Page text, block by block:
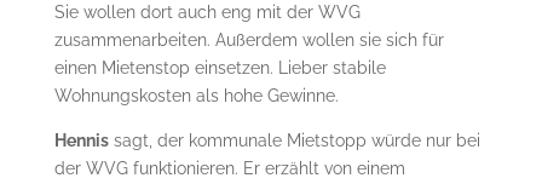
Sie wollen dort auch eng mit der WVG
zusammenarbeiten. Außerdem wollen sie sich für
einen Mietenstop einsetzen. Lieber stabile
Wohnungskosten als hohe Gewinne.
Hennissagt, der kommunale Mietstopp würde nur bei
der WVG funktionieren. Er erzählt von einem